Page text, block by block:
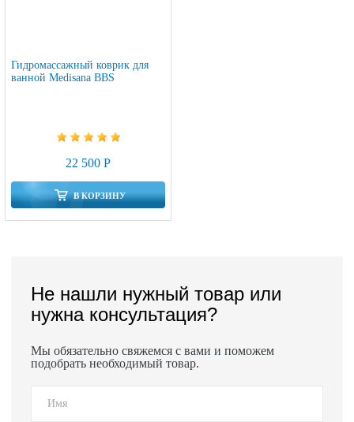
Гидромассажный коврик для
ванной Medisana BBS
22 500 Р
В КОРЗИНУ
Не нашли нужный товар или
нужна консультация?
Мы обязательно свяжемся с вами и поможем
подобрать необходимый товар.